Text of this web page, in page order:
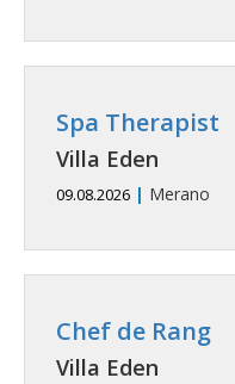
Spa Therapist
Villa Eden
09.08.2026 | Merano
Chef de Rang
Villa Eden